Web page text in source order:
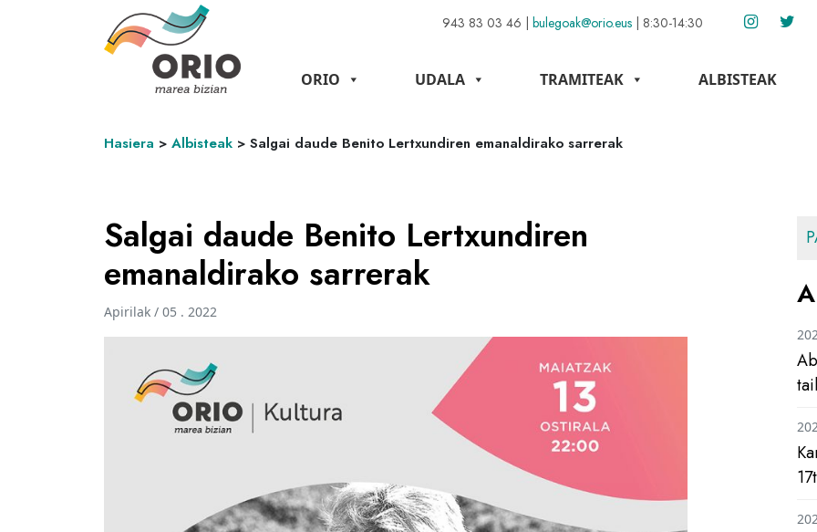
943 83 03 46 | bulegoak@orio.eus | 8:30-14:30
ORIO UDALA TRAMITEAK ALBISTEAK
Hasiera > Albisteak > Salgai daude Benito Lertxundiren emanaldirako sarrerak
Salgai daude Benito Lertxundiren
emanaldirako sarrerak
Apirilak / 05 . 2022